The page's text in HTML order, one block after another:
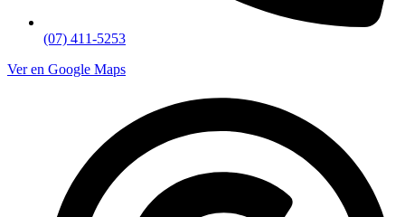
(07) 411-5253
Ver en Google Maps